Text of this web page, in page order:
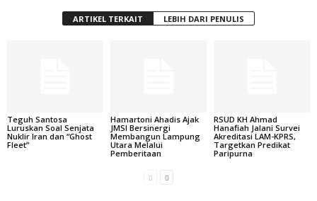
ARTIKEL TERKAIT LEBIH DARI PENULIS
Teguh Santosa
Luruskan Soal Senjata
Nuklir Iran dan “Ghost
Fleet”
Hamartoni Ahadis Ajak
JMSI Bersinergi
Membangun Lampung
Utara Melalui
Pemberitaan
RSUD KH Ahmad
Hanafiah Jalani Survei
Akreditasi LAM-KPRS,
Targetkan Predikat
Paripurna